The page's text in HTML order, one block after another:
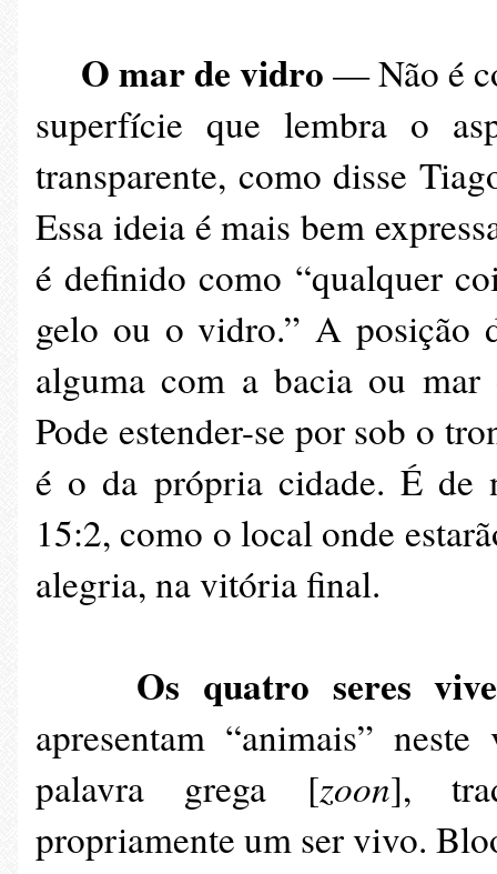
O mar de vidro — Não é
superfície que lembra o
transparente, como disse
Essa ideia é mais bem
é definido como “qualquer
gelo ou o vidro.” A posição
alguma com a bacia ou mar
Pode estender-se por sob o
é o da própria cidade. É de
15:2, como o local onde
alegria, na vitória final.
Os quatro seres
apresentam “animais”
palavra grega [zoon],
propriamente um ser vivo.